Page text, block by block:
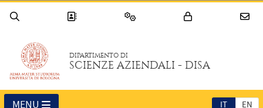
DIPARTIMENTO DI
SCIENZE AZIENDALI - DISA
IT EN
MENU